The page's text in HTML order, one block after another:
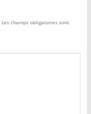
Les champs obligatoires sont